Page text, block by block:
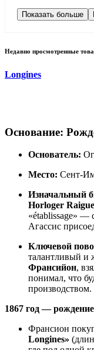
Показать больше
Недавно просмотренные
Longines
Основание:
Основатель:
Место: Сент-
Изначальный
Horloger
«établissage» —
Агассис
Ключевой
талантливый и
Франсийон,
понимал, что
производством.
1867 год —
Франсион
Longines»